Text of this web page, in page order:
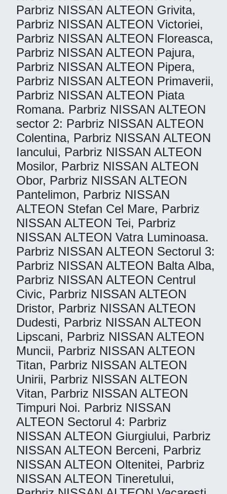
Parbriz NISSAN ALTEON Grivita,
Parbriz NISSAN ALTEON Victoriei,
Parbriz NISSAN ALTEON Floreasca,
Parbriz NISSAN ALTEON Pajura,
Parbriz NISSAN ALTEON Pipera,
Parbriz NISSAN ALTEON Primaverii,
Parbriz NISSAN ALTEON Piata
Romana. Parbriz NISSAN ALTEON
sector 2: Parbriz NISSAN ALTEON
Colentina, Parbriz NISSAN ALTEON
Iancului, Parbriz NISSAN ALTEON
Mosilor, Parbriz NISSAN ALTEON
Obor, Parbriz NISSAN ALTEON
Pantelimon, Parbriz NISSAN
ALTEON Stefan Cel Mare, Parbriz
NISSAN ALTEON Tei, Parbriz
NISSAN ALTEON Vatra Luminoasa.
Parbriz NISSAN ALTEON Sectorul 3:
Parbriz NISSAN ALTEON Balta Alba,
Parbriz NISSAN ALTEON Centrul
Civic, Parbriz NISSAN ALTEON
Dristor, Parbriz NISSAN ALTEON
Dudesti, Parbriz NISSAN ALTEON
Lipscani, Parbriz NISSAN ALTEON
Muncii, Parbriz NISSAN ALTEON
Titan, Parbriz NISSAN ALTEON
Unirii, Parbriz NISSAN ALTEON
Vitan, Parbriz NISSAN ALTEON
Timpuri Noi. Parbriz NISSAN
ALTEON Sectorul 4: Parbriz
NISSAN ALTEON Giurgiului, Parbriz
NISSAN ALTEON Berceni, Parbriz
NISSAN ALTEON Oltenitei, Parbriz
NISSAN ALTEON Tineretului,